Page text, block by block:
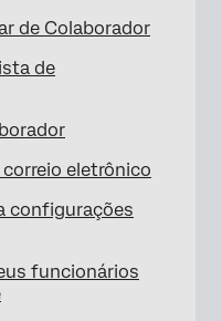
×
de Colaborador
de
eletrônico
configurações
funcionários